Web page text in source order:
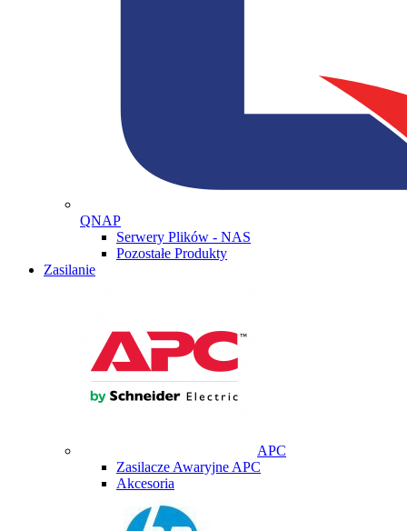
QNAP
Serwery Plików - NAS
Pozostałe Produkty
Zasilanie
APC
Zasilacze Awaryjne APC
Akcesoria